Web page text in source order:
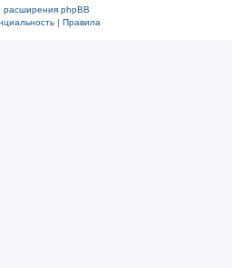
phpBB
| Правила